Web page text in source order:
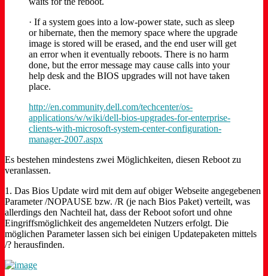
· If a system goes into a low-power state, such as sleep
or hibernate, then the memory space where the upgrade
image is stored will be erased, and the end user will get
an error when it eventually reboots. There is no harm
done, but the error message may cause calls into your
help desk and the BIOS upgrades will not have taken
place.
http://en.community.dell.com/techcenter/os-
applications/w/wiki/dell-bios-upgrades-for-enterprise-
clients-with-microsoft-system-center-configuration-
manager-2007.aspx
Es bestehen mindestens zwei Möglichkeiten, diesen Reboot zu
veranlassen.
1. Das Bios Update wird mit dem auf obiger Webseite angegebenen
Parameter /NOPAUSE bzw. /R (je nach Bios Paket) verteilt, was
allerdings den Nachteil hat, dass der Reboot sofort und ohne
Eingriffsmöglichkeit des angemeldeten Nutzers erfolgt. Die
möglichen Parameter lassen sich bei einigen Updatepaketen mittels
/? herausfinden.